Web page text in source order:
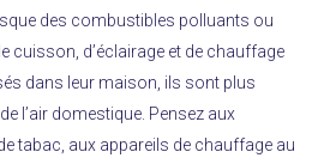
des combustibles polluants ou
cuisson, d’éclairage et de chauffage
dans leur maison, ils sont plus
l’air domestique. Pensez aux
tabac, aux appareils de chauffage au